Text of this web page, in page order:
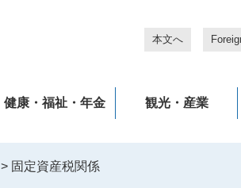
本文へ
健康・福祉・年金 観光・産業
> 固定資産税関係